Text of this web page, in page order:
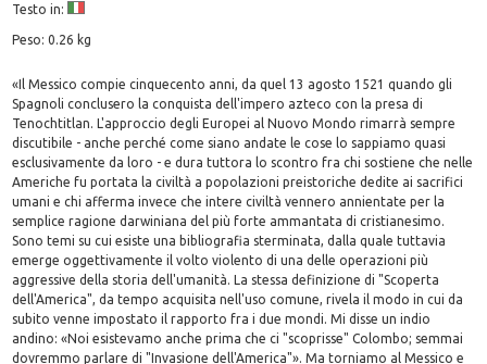
Testo in:
Peso: 0.26 kg
«Il Messico compie cinquecento anni, da quel 13 agosto 1521 quando gli
Spagnoli conclusero la conquista dell'impero azteco con la presa di
Tenochtitlan. L'approccio degli Europei al Nuovo Mondo rimarrà sempre
discutibile - anche perché come siano andate le cose lo sappiamo quasi
esclusivamente da loro - e dura tuttora lo scontro fra chi sostiene che nelle
Americhe fu portata la civiltà a popolazioni preistoriche dedite ai sacrifici
umani e chi afferma invece che intere civiltà vennero annientate per la
semplice ragione darwiniana del più forte ammantata di cristianesimo.
Sono temi su cui esiste una bibliografia sterminata, dalla quale tuttavia
emerge oggettivamente il volto violento di una delle operazioni più
aggressive della storia dell'umanità. La stessa definizione di "Scoperta
dell'America", da tempo acquisita nell'uso comune, rivela il modo in cui da
subito venne impostato il rapporto fra i due mondi. Mi disse un indio
andino: «Noi esistevamo anche prima che ci "scoprisse" Colombo; semmai
dovremmo parlare di "Invasione dell'America"». Ma torniamo al Messico e